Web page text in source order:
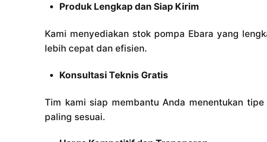
Produk Lengkap dan Siap Kirim
Kami menyediakan stok pompa Ebara yang
lebih cepat dan efisien.
Konsultasi Teknis Gratis
Tim kami siap membantu Anda menentukan
paling sesuai.